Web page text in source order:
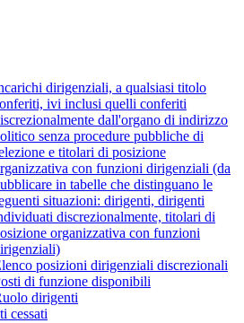
dirigenziali, a qualsiasi titolo
ivi inclusi quelli conferiti
dall'organo di indirizzo
senza procedure pubbliche di
e titolari di posizione
con funzioni dirigenziali (da
in tabelle che distinguano le
situazioni: dirigenti, dirigenti
discrezionalmente, titolari di
organizzativa con funzioni
posizioni dirigenziali discrezionali
di funzione disponibili
dirigenti
cessati